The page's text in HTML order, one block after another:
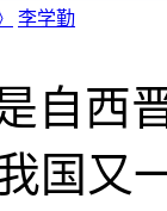
李学勤
自西
国又